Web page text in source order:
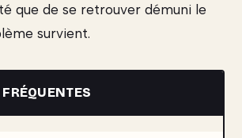
que de se retrouver démuni le
survient.